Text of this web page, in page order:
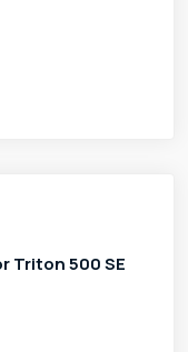
Triton 500 SE